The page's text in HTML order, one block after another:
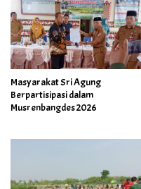
Masyarakat Sri Agung
Berpartisipasi dalam
Musrenbangdes 2026